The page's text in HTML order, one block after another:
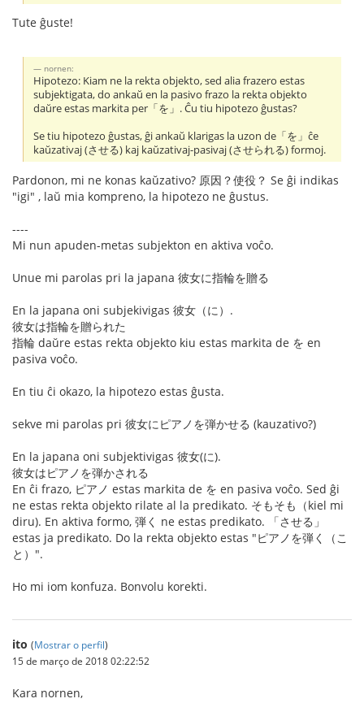
Tute ĝuste!
nornen:
Hipotezo: Kiam ne la rekta objekto, sed alia frazero estas
subjektigata, do ankaŭ en la pasivo frazo la rekta objekto
daŭre estas markita per「を」. Ĉu tiu hipotezo ĝustas?
Se tiu hipotezo ĝustas, ĝi ankaŭ klarigas la uzon de「を」ĉe
kaŭzativaj (させる) kaj kaŭzativaj-pasivaj (させられる) formoj.
Pardonon, mi ne konas kaŭzativo? 原因？使役？ Se ĝi indikas
"igi" , laŭ mia kompreno, la hipotezo ne ĝustus.
----
Mi nun apuden-metas subjekton en aktiva voĉo.
Unue mi parolas pri la japana 彼女に指輪を贈る
En la japana oni subjekivigas 彼女（に）.
彼女は指輪を贈られた
指輪 daŭre estas rekta objekto kiu estas markita de を en
pasiva voĉo.
En tiu ĉi okazo, la hipotezo estas ĝusta.
sekve mi parolas pri 彼女にピアノを弾かせる (kauzativo?)
En la japana oni subjektivigas 彼女(に).
彼女はピアノを弾かされる
En ĉi frazo, ピアノ estas markita de を en pasiva voĉo. Sed ĝi
ne estas rekta objekto rilate al la predikato. そもそも（kiel mi
diru). En aktiva formo, 弾く ne estas predikato. 「させる」
estas ja predikato. Do la rekta objekto estas "ピアノを弾く（こ
と）".
Ho mi iom konfuza. Bonvolu korekti.
ito (Mostrar o perfil)
15 de março de 2018 02:22:52
Kara nornen,